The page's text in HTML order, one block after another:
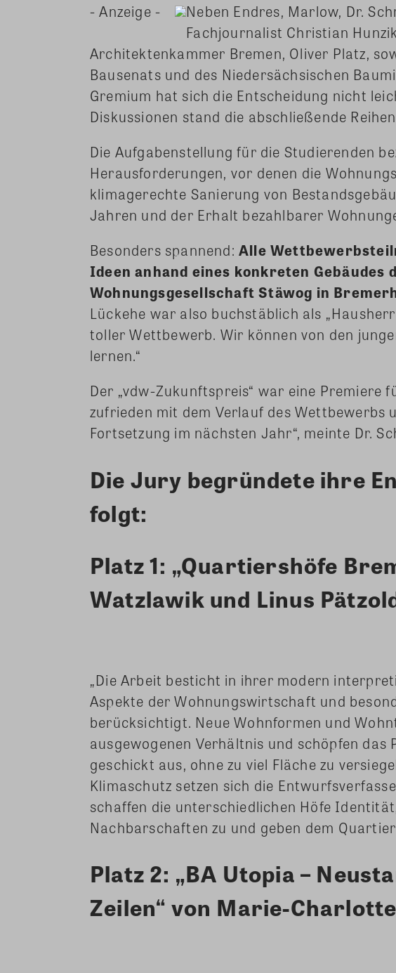
- Anzeige -
Neben Endres, Marlow, Dr.
Fachjournalist Christian
Architektenkammer Bremen, Oliver Platz,
Bausenats und des Niedersächsischen
Gremium hat sich die Entscheidung nicht
Diskussionen stand die abschließende
Die Aufgabenstellung für die Studierenden
Herausforderungen, vor denen die
klimagerechte Sanierung von
Jahren und der Erhalt bezahlbarer
Besonders spannend: Alle
Ideen anhand eines konkreten Gebäudes
Wohnungsgesellschaft Stäwog in
Lückehe war also buchstäblich als
toller Wettbewerb. Wir können von den
lernen.“
Der „vdw-Zukunftspreis“ war eine Premiere
zufrieden mit dem Verlauf des Wettbewerbs
Fortsetzung im nächsten Jahr“, meinte Dr.
Die Jury begründete ihre
folgt:
Platz 1: „Quartiershöfe
Watzlawik und Linus
„Die Arbeit besticht in ihrer modern
Aspekte der Wohnungswirtschaft und
berücksichtigt. Neue Wohnformen und
ausgewogenen Verhältnis und schöpfen das
geschickt aus, ohne zu viel Fläche zu
Klimaschutz setzen sich die
schaffen die unterschiedlichen Höfe
Nachbarschaften zu und geben dem
Platz 2: „BA Utopia –
Zeilen“von Marie-